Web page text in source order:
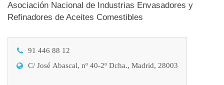
Asociación Nacional de Industrias Envasadores y
Refinadores de Aceites Comestibles
91 446 88 12
C/ José Abascal, nº 40-2º Dcha., Madrid, 28003